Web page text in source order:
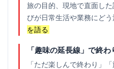
旅の目的、現地で直面し
びが日常生活や業務にど
を語る
「趣味の延長線」で終
「ただ楽しんで終わり」